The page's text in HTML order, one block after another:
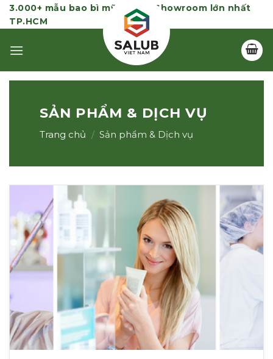
Skip
to
3.000+ mẫu bao bì mỹ phẩm | Showroom lớn nhất
TP.HCM
SẢN PHẨM & DỊCH VỤ
Trang chủ / Sản phẩm & Dịch vụ